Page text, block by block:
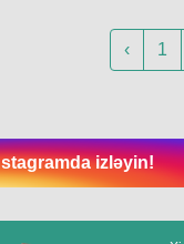
‹ 1
izləyin!